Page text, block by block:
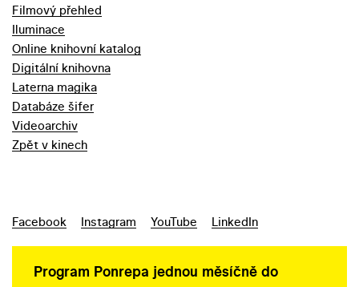
Filmový přehled
Iluminace
Online knihovní katalog
Digitální knihovna
Laterna magika
Databáze šifer
Videoarchiv
Zpět v kinech
Facebook Instagram YouTube LinkedIn
Program Ponrepa jednou měsíčně do